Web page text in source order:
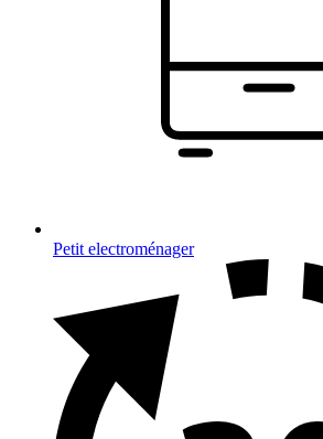
Petit electroménager